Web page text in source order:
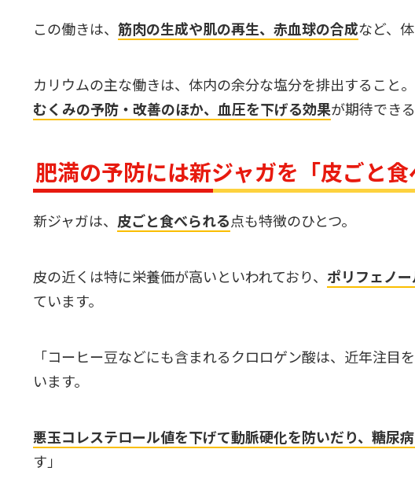
この働きは、 筋肉の生成や肌の再生、赤血球の合成など、
カリウムの主な働きは、体内の余分な塩分を排出すること。
むくみの予防・改善のほか、血圧を下げる効果が期待でき
肥満の予防には新ジャガを「皮ごと食
新ジャガは、 皮ごと食べられる点も特徴のひとつ。
皮の近くは特に栄養価が高いといわれており、 ポリフェノ
ています。
「コーヒー豆などにも含まれるクロロゲン酸は、近年注目
います。
悪玉コレステロール値を下げて動脈硬化を防いだり、糖尿
す」